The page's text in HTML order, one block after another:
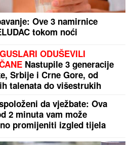
Ove 3 namirnice
tokom noći
ODUŠEVILI
Nastupile 3 generacije
Srbije i Crne Gore, od
talenata do višestrukih
da vježbate: Ova
2 minuta vam može
promijeniti izgled tijela